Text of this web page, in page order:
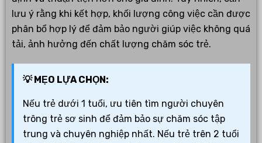
lưu ý rằng khi kết hợp, khối lượng công việc cần được
phân bổ hợp lý để đảm bảo người giúp việc không quá
tải, ảnh hưởng đến chất lượng chăm sóc trẻ.
💡 MẸO LỰA CHỌN:
Nếu trẻ dưới 1 tuổi, ưu tiên tìm người chuyên
trông trẻ sơ sinh để đảm bảo sự chăm sóc tập
trung và chuyên nghiệp nhất. Nếu trẻ trên 2 tuổi